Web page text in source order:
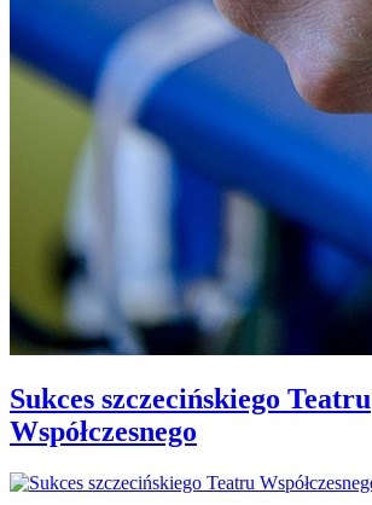
Sukces szczecińskiego Teatru
Współczesnego